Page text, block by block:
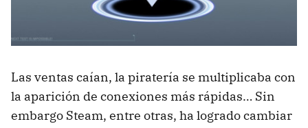
Las ventas caían, la piratería se multiplicaba con
la aparición de conexiones más rápidas… Sin
embargo Steam, entre otras, ha logrado cambiar